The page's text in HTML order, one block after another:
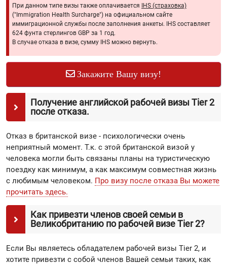
При данном типе визы также оплачивается IHS (страховка)
("Immigration Health Surcharge") на официальном сайте
иммиграционной службы после заполнения анкеты. IHS составляет
624 фунта стерлингов GBP за 1 год.
В случае отказа в визе, сумму IHS можно вернуть.
Закажите Вашу визу!
Получение английской рабочей визы Tier 2
после отказа.
Отказ в британской визе - психологически очень
неприятный момент. Т.к. с этой британской визой у
человека могли быть связаны планы на туристическую
поездку как минимум, а как максимум совместная жизнь
с любимым человеком. Про визу после отказа Вы можете
прочитать здесь.
Как привезти членов своей семьи в
Великобританию по рабочей визе Tier 2?
Если Вы являетесь обладателем рабочей визы Tier 2, и
хотите привезти с собой членов Вашей семьи таких, как